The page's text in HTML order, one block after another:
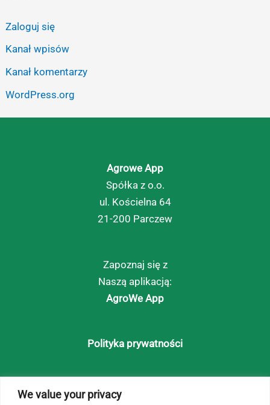
We value your privacy
Zaloguj się
Kanał wpisów
Kanał komentarzy
WordPress.org
Agrowe App
Spółka z o.o.
ul. Kościelna 64
21-200 Parczew
Zapoznaj się z
Naszą aplikacją:
AgroWe App
Polityka prywatności
Strona główna